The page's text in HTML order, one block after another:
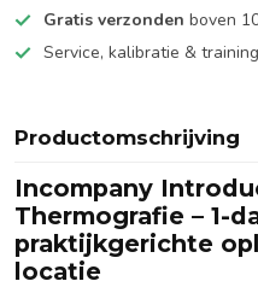
Gratis verzonden boven
Service, kalibratie &
Productomschrijving
Incompany
Thermografie – 1-
praktijkgerichte
locatie